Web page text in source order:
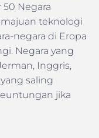
Negara
teknologi
negara di Eropa
Negara yang
Inggris,
saling
jika